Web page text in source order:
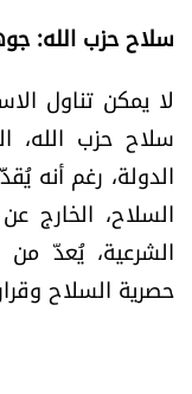
للتواصل معنا
شروط الاستخدام
شروط الإشتراك
سلاح حزب الله:
لا يمكن تناول
سلاح حزب الله،
الدولة، رغم أنه
السلاح، الخارج
الشرعية، يُعدّ
حصرية السلاح